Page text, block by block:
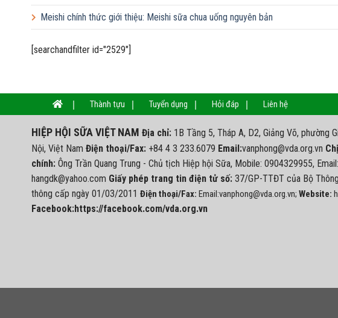
Meishi chính thức giới thiệu: Meishi sữa chua uống nguyên bản
[searchandfilter id="2529"]
Thành tựu Tuyển dụng Hỏi đáp Liên hệ
HIỆP HỘI SỮA VIỆT NAM Địa chỉ: 1B Tầng 5, Tháp A, D2, Giảng Võ, phường
Nội, Việt Nam Điện thoại/Fax: +84 4 3 233.6079 Email:vanphong@vda.org.vn
chính: Ông Trần Quang Trung - Chủ tịch Hiệp hội Sữa, Mobile: 0904329955, Email:
hangdk@yahoo.com Giấy phép trang tin điện tử số: 37/GP-TTĐT của Bộ
thông cấp ngày 01/03/2011 Điện thoại/Fax: Email:vanphong@vda.org.vn; Website:
Facebook:https://facebook.com/vda.org.vn